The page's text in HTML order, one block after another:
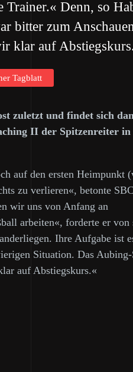
Trainer.« Denn, so
bitter zum
klar auf
Tagblatt
zuletzt und findet sich
II der Spitzenreiter
auf den ersten Heimpunkt
zu verlieren«, betonte
wir uns von Anfang an
arbeiten«, forderte er von
Ihre Aufgabe ist
Situation. Das
auf Abstiegskurs.«